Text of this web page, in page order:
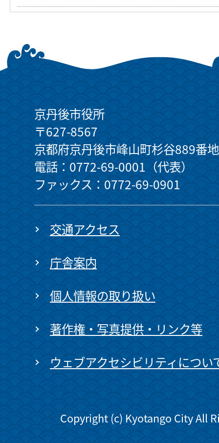
京丹後市役所
〒627-8567
京都府京丹後市峰山町杉谷889番地
電話：0772-69-0001（代表）
ファックス：0772-69-0901
交通アクセス
庁舎案内
個人情報の取り扱い
著作権・写真提供・リンク等
ウェブアクセシビリティについ
Copyright (c) Kyotango City All